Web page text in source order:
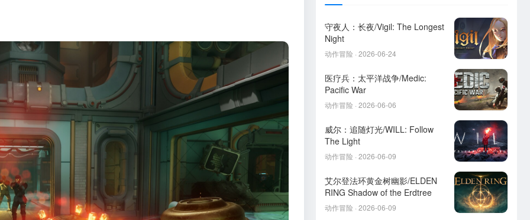
守夜人：长夜/Vigil: The Longest
Night
动作冒险 · 2026-06-24
医疗兵：太平洋战争/Medic:
Pacific War
动作冒险 · 2026-06-06
威尔：追随灯光/WILL: Follow
The Light
动作冒险 · 2026-06-09
艾尔登法环黄金树幽影/ELDEN
RING Shadow of the Erdtree
动作冒险 · 2026-06-09